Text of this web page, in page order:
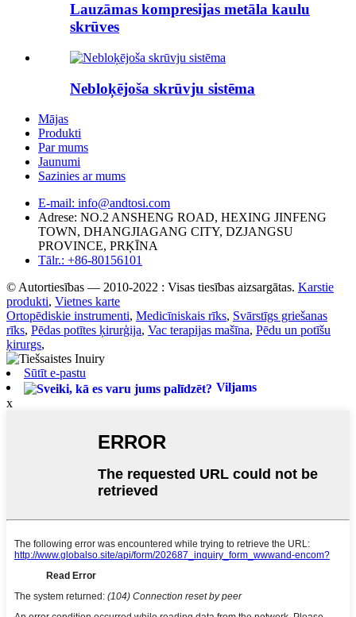
Lauzāmas kompresijas metāla kaulu
skrūves
Nebloķējoša skrūvju sistēma
Mājas
Produkti
Par mums
Jaunumi
Sazinies ar mums
E-mail: info@andtosi.com
Adrese: NO.2 ANSHENG ROAD, HEXING JINFENG
TOWN, DHANGJIAGANG CITY, DZJANGSU
PROVINCE, PRĶĪNA
Tālr.: +86-80156101
© Autortiesības — 2010-2022 : Visas tiesības aizsargātas. Karstie
produkti, Vietnes karte
Ortopēdiskie instrumenti, Medicīniskais rīks, Svārstīgs griešanas
rīks, Pēdas potītes ķirurģija, Vac terapijas mašīna, Pēdu un potīšu
ķirurgs,
Sūtīt e-pastu
Viljams
x